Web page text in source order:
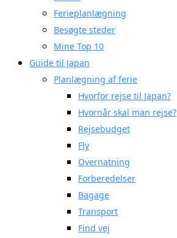
Ferieplanlægning
Besøgte steder
Mine Top 10
Guide til Japan
Planlægning af ferie
Hvorfor rejse til Japan?
Hvornår skal man rejse?
Rejsebudget
Fly
Overnatning
Forberedelser
Bagage
Transport
Find vej